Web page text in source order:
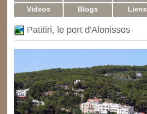
Videos
Blogs Liens
Patitiri, le port d'Alonissos